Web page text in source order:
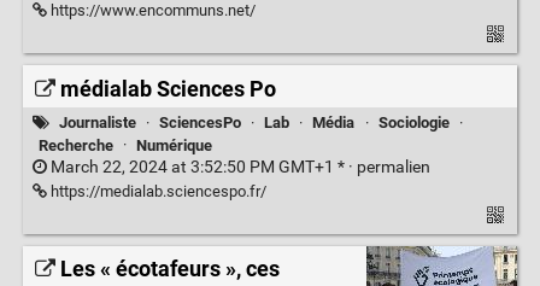
https://www.encommuns.net/
médialab Sciences Po
Journaliste · SciencesPo · Lab · Média · Sociologie
·
Recherche
· Numérique
March 22, 2024 at 3:52:50 PM GMT+1 * · permalien
https://medialab.sciencespo.fr/
Les « écotafeurs », ces